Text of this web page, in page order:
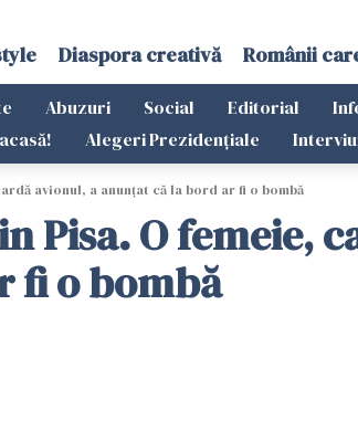
Diaspora creativă Românii
Abuzuri Social Editorial
Alegeri Prezidențiale
avionul, a anunțat că la bord ar fi o bombă
Pisa. O femeie,
fi o bombă